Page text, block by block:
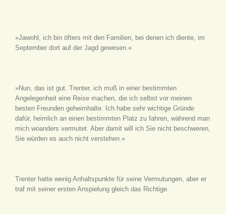
»Jawohl, ich bin öfters mit den Familien, bei denen ich diente, im
September dort auf der Jagd gewesen.«
»Nun, das ist gut. Trenter, ich muß in einer bestimmten
Angelegenheit eine Reise machen, die ich selbst vor meinen
besten Freunden geheimhalte. Ich habe sehr wichtige Gründe
dafür, heimlich an einen bestimmten Platz zu fahren, während man
mich woanders vermutet. Aber damit will ich Sie nicht beschweren,
Sie würden es auch nicht verstehen.«
Trenter hatte wenig Anhaltspunkte für seine Vermutungen, aber er
traf mit seiner ersten Anspielung gleich das Richtige.